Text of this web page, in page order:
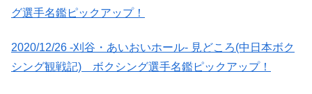
グ選手名鑑ピックアップ！
2020/12/26 -刈谷・あいおいホール- 見どころ(中日本ボク
シング観戦記) ボクシング選手名鑑ピックアップ！